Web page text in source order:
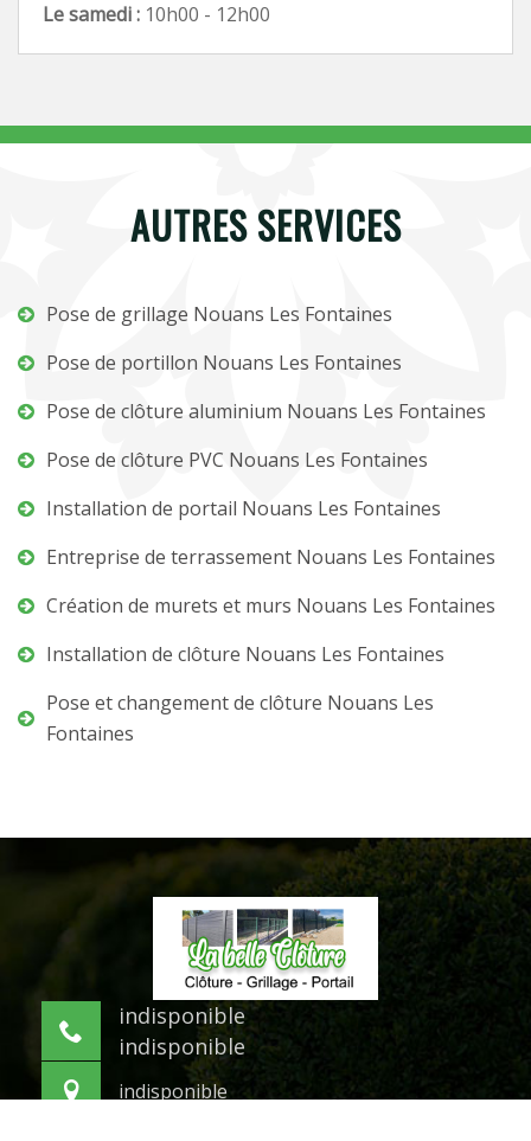
Le samedi : 10h00 - 12h00
AUTRES SERVICES
Pose de grillage Nouans Les Fontaines
Pose de portillon Nouans Les Fontaines
Pose de clôture aluminium Nouans Les Fontaines
Pose de clôture PVC Nouans Les Fontaines
Installation de portail Nouans Les Fontaines
Entreprise de terrassement Nouans Les Fontaines
Création de murets et murs Nouans Les Fontaines
Installation de clôture Nouans Les Fontaines
Pose et changement de clôture Nouans Les
Fontaines
indisponible
indisponible
indisponible